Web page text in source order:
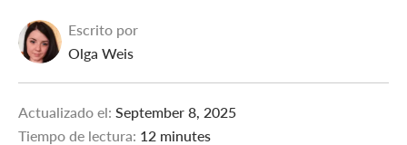
Escrito por
Olga Weis
Actualizado el: September 8, 2025
Tiempo de lectura: 12 minutes